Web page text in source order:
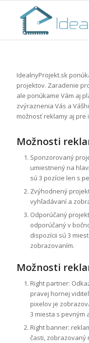
IdealnyProjekt.sk
projektov. Zaradenie
ale ponúkame Vám aj
zvýraznenia Vás a
možnosť reklamy aj pre
Možnosti
Sponzorovaný
umiestnený na
sú 3 pozície len s
Zvýhodnený
vyhľadávaní a
Odporúčaný
odporúčaný v
dispozícii sú 3
zobrazovaním.
Možnosti
Right partner:
pravej hornej
pixelov je
3 miesta s pevným
Right banner:
časti, zobrazovaný